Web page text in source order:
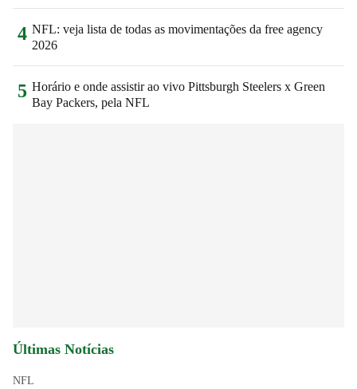
4 NFL: veja lista de todas as movimentações da free agency
2026
5 Horário e onde assistir ao vivo Pittsburgh Steelers x Green
Bay Packers, pela NFL
Últimas Notícias
NFL